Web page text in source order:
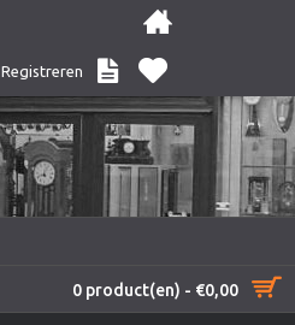
Registreren
0 product(en) - €0,00